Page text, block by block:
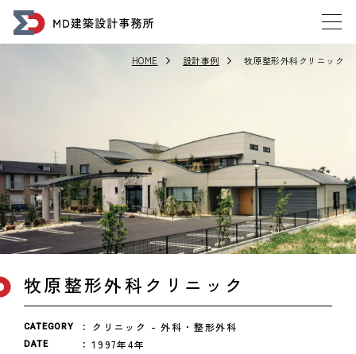
HOME 設計事例 牧原整形外科クリニック
牧原整形外科クリニック
CATEGORY クリニック 外科・整形外科
DATE 1997年4年